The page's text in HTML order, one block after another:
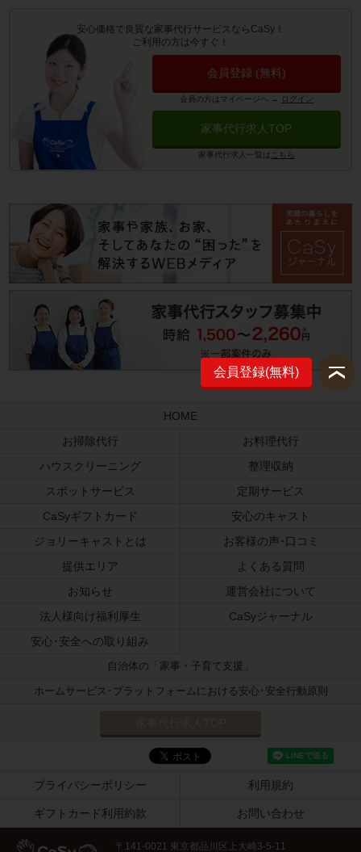
安心価格で良質な家事代行サービスならCaSy！
ご利用の方は今すぐ！
会員登録 (無料)
会員の方はマイページへ → ログイン
家事代行求人TOP
家事代行求人一覧は こちら
会員登録(無料)
HOME
お掃除代行
お料理代行
ハウスクリーニング
整理収納
スポットサービス
定期サービス
CaSyギフトカード
安心のキャスト
ジョリーキャストとは
お客様の声･口コミ
提供エリア
よくある質問
お知らせ
運営会社について
法人様向け福利厚生
CaSyジャーナル
安心･安全への取り組み
自治体の「家事・子育て支援」
ホームサービス･プラットフォームにおける安心･安全行動原則
プライバシーポリシー 利用規約
ギフトカード利用約款 お問い合わせ
〒141-0021 東京都品川区上大崎3-5-11